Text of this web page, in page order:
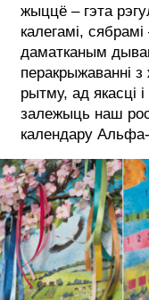
жыццё – гэта
калегамі,
даматканым
перакрыжаванні
рытму, ад якасці
залежыць наш
календару